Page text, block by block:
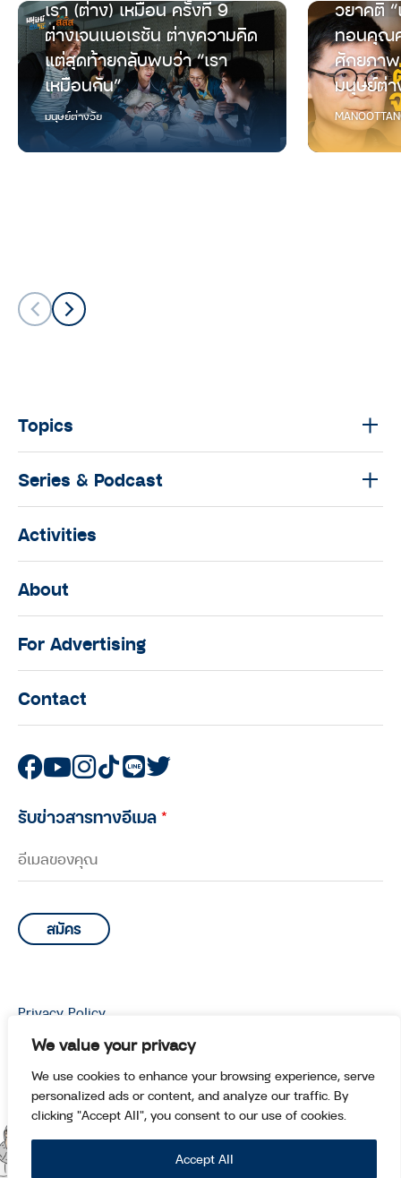
We value your privacy
We use cookies to enhance your browsing experience, serve
personalized ads or content, and analyze our traffic. By
clicking "Accept All", you consent to our use of cookies.
Accept All
เรา (ต่าง) เหมือน ครั้งที่ 9
ต่างเจนเนอเรชัน ต่างความคิด
แต่สุดท้ายกลับพบว่า “เรา
เหมือนกัน”
มนุษย์ต่างวัย
วยาคติ
ทอนคุณ
ศักยภา
มนุษย์ต่า
Topics
Series & Podcast
Activities
About
For Advertising
Contact
รับข่าวสารทางอีเมล*
© Copyright 2026 Manoottangwai All Rights Reserved.
Privacy Policy